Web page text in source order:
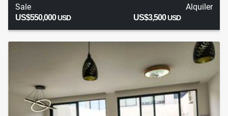
Sale
US$550,000USD
Alquiler
US$3,500USD